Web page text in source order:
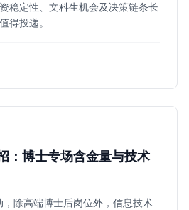
稳定性、文科生机会及决策链条长
得投递。
：博士专场含金量与技术
除高端博士后岗位外，信息技术